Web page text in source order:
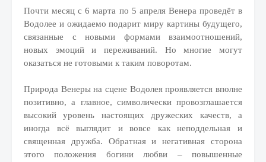
Почти месяц с 6 марта по 5 апреля Венера проведёт в
Водолее и ожидаемо подарит миру картины будущего,
связанные с новыми формами взаимоотношений,
новых эмоций и переживаний. Но многие могут
оказаться не готовыми к таким поворотам.
Природа Венеры на сцене Водолея проявляется вполне
позитивно, а главное, символически провозглашается
высокий уровень настоящих дружеских качеств, а
иногда всё выглядит и вовсе как неподдельная и
священная дружба. Обратная и негативная сторона
этого положения богини любви – повышенные